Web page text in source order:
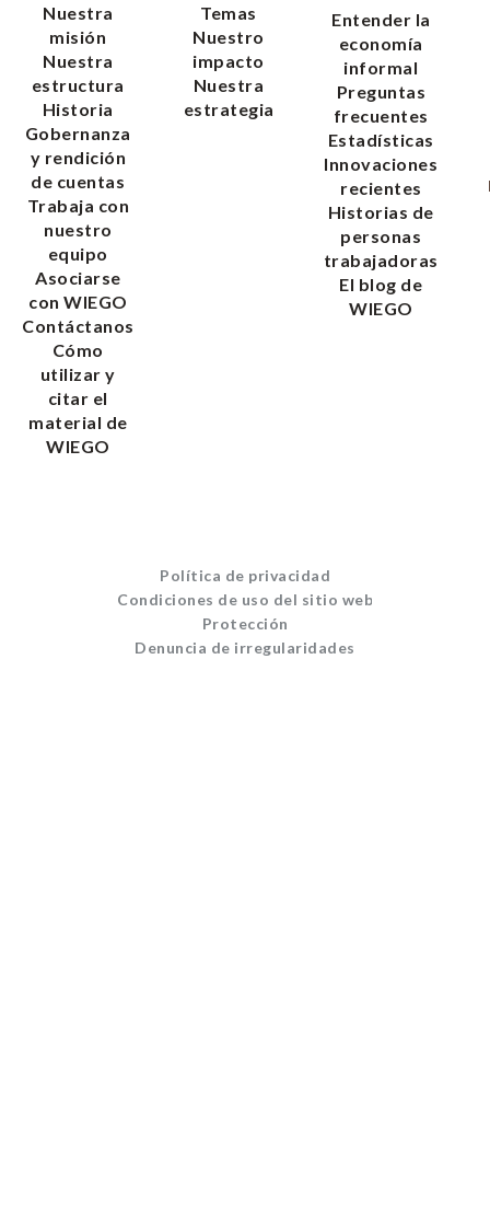
Nuestra
misión
Nuestra
estructura
Historia
Gobernanza
y rendición
de cuentas
Trabaja con
nuestro
equipo
Asociarse
con WIEGO
Contáctanos
Cómo
utilizar y
citar el
material de
WIEGO
Temas
Nuestro
impacto
Nuestra
estrategia
Entender la
economía
informal
Preguntas
frecuentes
Estadísticas
Innovaciones
recientes
Historias de
personas
trabajadoras
El blog de
WIEGO
Política de privacidad
Condiciones de uso del sitio web
Protección
Denuncia de irregularidades